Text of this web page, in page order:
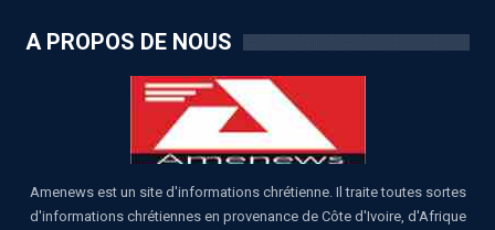
A PROPOS DE NOUS
Amenews est un site d'informations chrétienne. Il traite toutes sortes
d'informations chrétiennes en provenance de Côte d'Ivoire, d'Afrique